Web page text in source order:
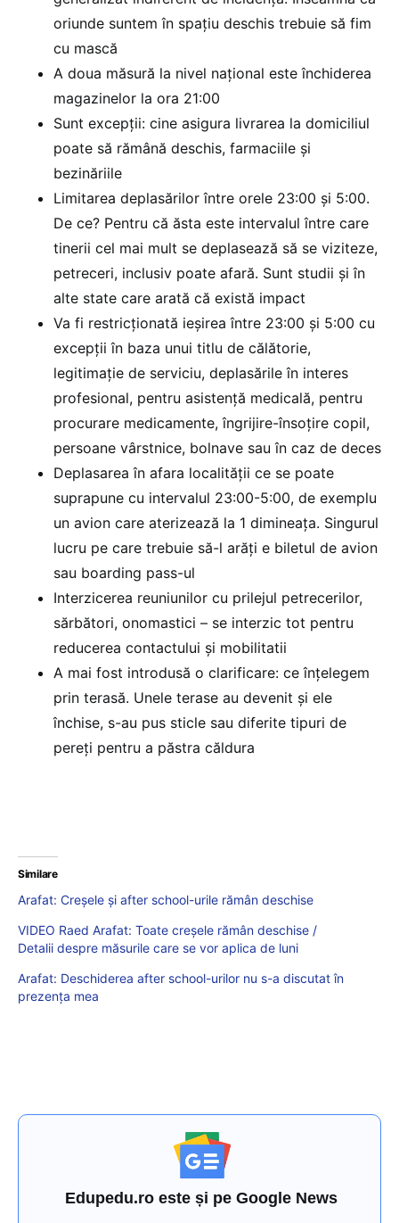
oriunde suntem în spațiu deschis trebuie să fim
cu mască
A doua măsură la nivel național este închiderea
magazinelor la ora 21:00
Sunt excepții: cine asigura livrarea la domiciliul
poate să rămână deschis, farmaciile și
bezinăriile
Limitarea deplasărilor între orele 23:00 și 5:00.
De ce? Pentru că ăsta este intervalul între care
tinerii cel mai mult se deplasează să se viziteze,
petreceri, inclusiv poate afară. Sunt studii și în
alte state care arată că există impact
Va fi restricționată ieșirea între 23:00 și 5:00 cu
excepții în baza unui titlu de călătorie,
legitimație de serviciu, deplasările în interes
profesional, pentru asistență medicală, pentru
procurare medicamente, îngrijire-însoțire copil,
persoane vârstnice, bolnave sau în caz de deces
Deplasarea în afara localității ce se poate
suprapune cu intervalul 23:00-5:00, de exemplu
un avion care aterizează la 1 dimineața. Singurul
lucru pe care trebuie să-l arăți e biletul de avion
sau boarding pass-ul
Interzicerea reuniunilor cu prilejul petrecerilor,
sărbători, onomastici – se interzic tot pentru
reducerea contactului și mobilitatii
A mai fost introdusă o clarificare: ce înțelegem
prin terasă. Unele terase au devenit și ele
închise, s-au pus sticle sau diferite tipuri de
pereți pentru a păstra căldura
Similare
Arafat: Creșele și after school-urile rămân deschise
VIDEO Raed Arafat: Toate creșele rămân deschise /
Detalii despre măsurile care se vor aplica de luni
Arafat: Deschiderea after school-urilor nu s-a discutat în
prezența mea
Edupedu.ro este și pe Google News